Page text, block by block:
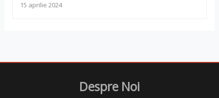
15 aprilie 2024
Despre Noi